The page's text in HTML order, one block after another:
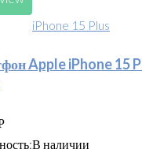
iPhone 15 Plus
Apple iPhone 15
В наличии